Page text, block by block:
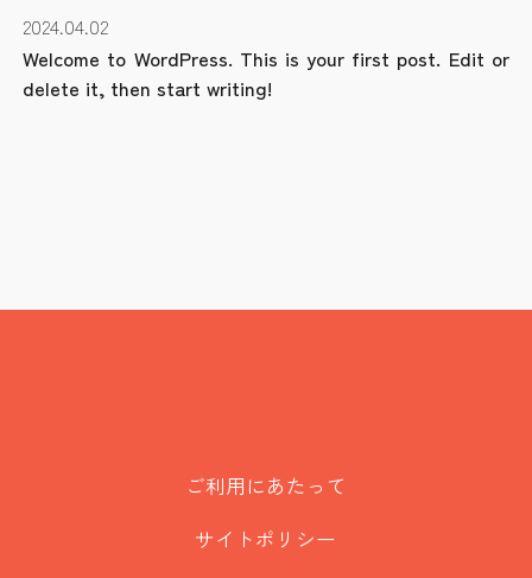
2024.04.02
Welcome to WordPress. This is your first post. Edit or
delete it, then start writing!
ご利用にあたって
サイトポリシー